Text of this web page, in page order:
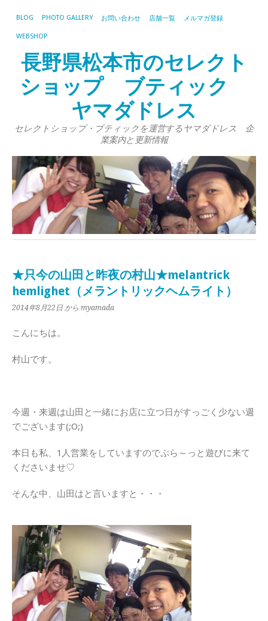
BLOG PHOTO GALLERY お問い合わせ 店舗一覧 メルマガ登録
WEBSHOP
長野県松本市のセレクト
ショップ ブティック
ヤマダドレス
セレクトショップ・ブティックを運営するヤマダドレス 企
業案内と更新情報
★只今の山田と昨夜の村山★melantrick
hemlighet（メラントリックヘムライト）
2014年8月22日 から myamada
こんにちは。
村山です。
今週・来週は山田と一緒にお店に立つ日がすっごく少ない週
でございます(;O;)
本日も私、1人営業をしていますのでぷら～っと遊びに来て
くださいませ♡
そんな中、山田はと言いますと・・・